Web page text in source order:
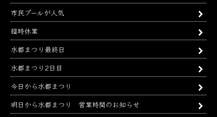
市民プールが人気
臨時休業
水都まつり最終日
水都まつり2日目
今日から水都まつり
明日から水都まつり 営業時間のお知らせ